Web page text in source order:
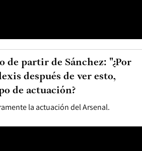
la actuación del Arsenal.
de partir de Sánchez: "¿Por
después de ver esto,
de actuación?